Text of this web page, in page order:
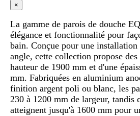
×
La gamme de parois de douche
élégance et fonctionnalité pour
bain. Conçue pour une installation
angle, cette collection propose
hauteur de 1900 mm et d'une
mm. Fabriquées en aluminium
finition argent poli ou blanc, les
230 à 1200 mm de largeur, tandis
atteignent jusqu'à 1600 mm pour